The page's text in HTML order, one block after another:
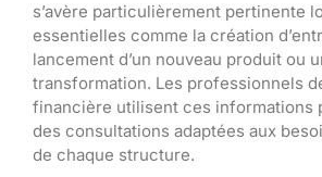
s’avère particulièrement pertinente
essentielles comme la création
lancement d’un nouveau produit ou
transformation. Les professionnels
financière utilisent ces informations
des consultations adaptées aux
de chaque structure.